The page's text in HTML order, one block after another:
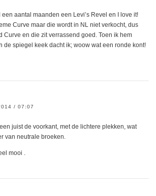
aantal maanden een Levi’s Revel en I love it!
Curve maar die wordt in NL niet verkocht, dus
Curve en die zit verrassend goed. Toen ik hem
de spiegel keek dacht ik; woow wat een ronde kont!
/ 07:07
juist de voorkant, met de lichtere plekken, wat
van neutrale broeken.
mooi .